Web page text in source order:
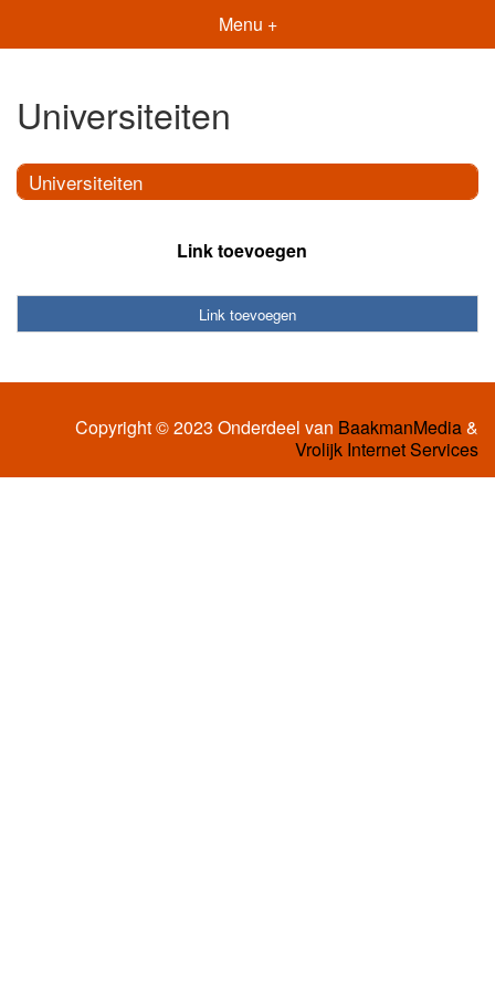
Menu +
Universiteiten
Universiteiten
Link toevoegen
Link toevoegen
Copyright © 2023 Onderdeel van BaakmanMedia&
Vrolijk Internet Services